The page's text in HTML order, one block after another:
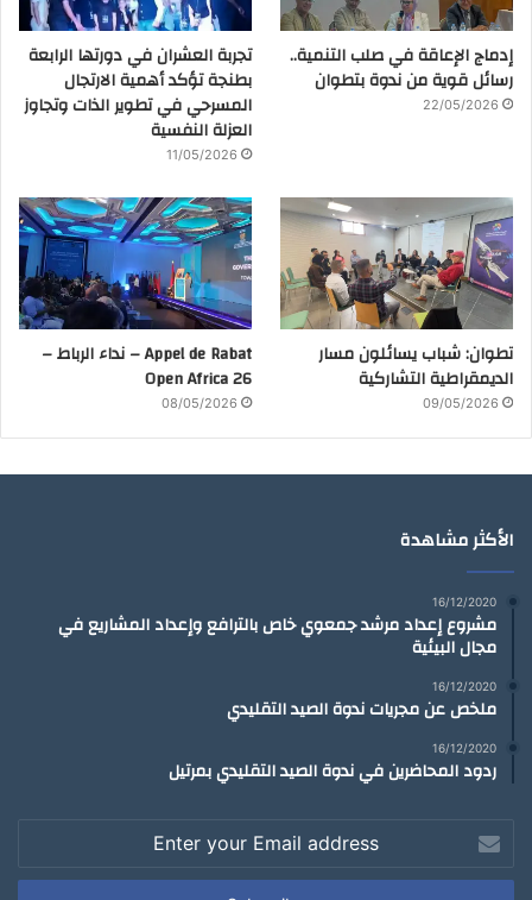
إدماج الإعاقة في صلب التنمية..
رسائل قوية من ندوة بتطوان
22/05/2026
تجربة العشران في دورتها الرابعة
بطنجة تؤكد أهمية الارتجال
المسرحي في تطوير الذات وتجاوز
العزلة النفسية
11/05/2026
تطوان: شباب يسائلون مسار
الديمقراطية التشاركية
09/05/2026
Appel de Rabat – نداء الرباط –
Open Africa 26
08/05/2026
الأكثر مشاهدة
16/12/2020
مشروع إعداد مرشد جمعوي خاص بالترافع وإعداد المشاريع في
مجال البيئية
16/12/2020
ملخص عن مجريات ندوة الصيد التقليدي
16/12/2020
ردود المحاضرين في ندوة الصيد التقليدي بمرتيل
your
Email